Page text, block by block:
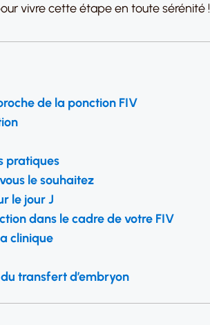
vivre cette étape en toute sérénité !
de la ponction FIV
pratiques
le souhaitez
le jour J
dans le cadre de votre FIV
clinique
transfert d’embryon